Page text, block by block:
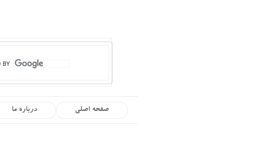
درباره ما صفحه اصلی